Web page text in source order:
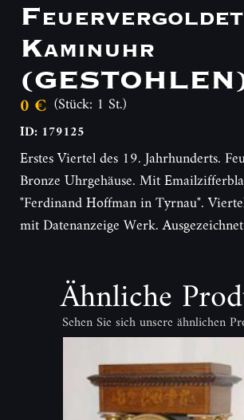
Kaminuhr
0 € (Stück: 1 St.)
ID: 179125
Erstes Viertel des 19. Jahrhunderts.
Bronze Uhrgehäuse. Mit
"Ferdinand Hoffman in Tyrnau".
mit Datenanzeige Werk.
Ähnliche
Sehen Sie sich unsere ähnlichen